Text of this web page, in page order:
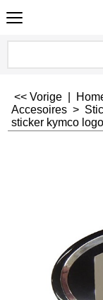
<< Vorige
Accesoires >
sticker kymco